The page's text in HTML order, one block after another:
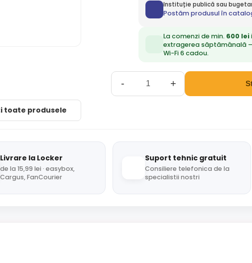
toate produsele
Instituție publică sau
Postăm produsul în
La comenzi de min. 600 lei
extragerea săptămânală
Wi-Fi 6 cadou.
- +
Livrare la Locker
de la 15,99 lei · easybox,
Cargus, FanCourier
Suport tehnic gratuit
Consiliere telefonica de la
specialistii nostri